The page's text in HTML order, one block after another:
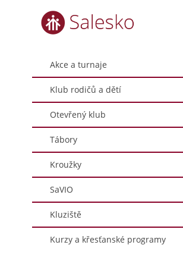
Akce a turnaje
Klub rodičů a dětí
Otevřený klub
Tábory
Kroužky
SaVIO
Kluziště
Kurzy a křesťanské programy